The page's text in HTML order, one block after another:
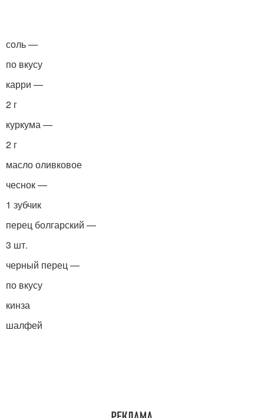
соль —
по вкусу
карри —
2 г
куркума —
2 г
масло оливковое
чеснок —
1 зубчик
перец болгарский —
3 шт.
черный перец —
по вкусу
кинза
шалфей